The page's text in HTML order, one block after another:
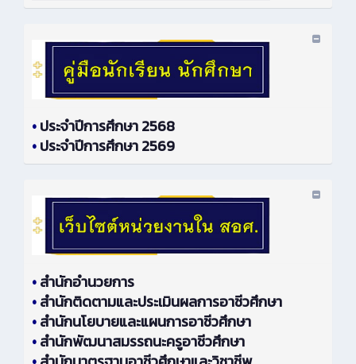
•ประจำปีการศึกษา 2568
•ประจำปีการศึกษา 2569
•สำนักอำนวยการ
•สำนักติดตามและประเมินผลการอาชีวศึกษา
•สำนักนโยบายและแผนการอาชีวศึกษา
•สำนักพัฒนาสมรรถนะครูอาชีวศึกษา